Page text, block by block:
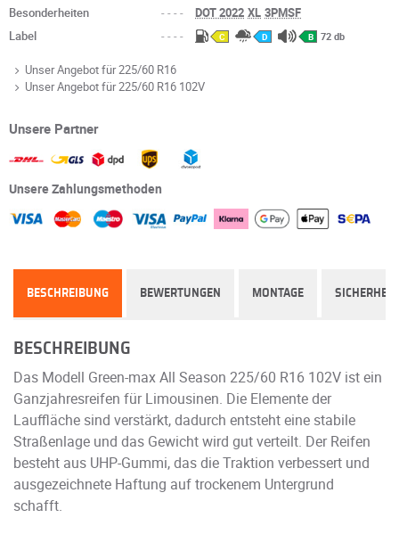
Besonderheiten ---- DOT 2022 XL 3PMSF
Label
---- C D B 72 db
Unser Angebot für 225/60 R16
Unser Angebot für 225/60 R16 102V
Unsere Partner
Unsere Zahlungsmethoden
BESCHREIBUNG BEWERTUNGEN MONTAGE SICHERHEIT
BESCHREIBUNG
Das Modell Green-max All Season 225/60 R16 102V ist ein
Ganzjahresreifen für Limousinen. Die Elemente der
Lauffläche sind verstärkt, dadurch entsteht eine stabile
Straßenlage und das Gewicht wird gut verteilt. Der Reifen
besteht aus UHP-Gummi, das die Traktion verbessert und
ausgezeichnete Haftung auf trockenem Untergrund
schafft.